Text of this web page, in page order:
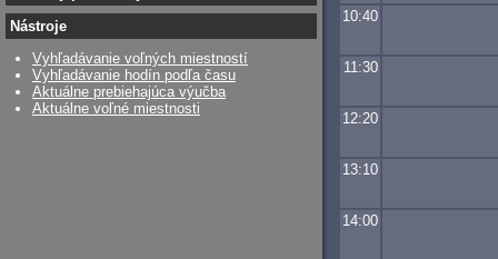
10:40
11:30
12:20
13:10
14:00
Nástroje
Vyhľadávanie voľných miestností
Vyhľadávanie hodín podľa času
Aktuálne prebiehajúca výučba
Aktuálne voľné miestnosti